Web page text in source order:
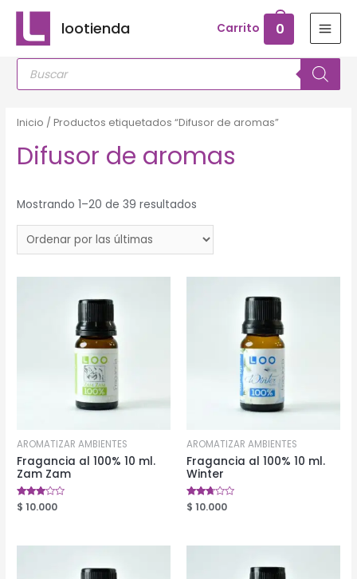
contenido
lootienda Carrito 0
Búsqueda
Inicio / Productos etiquetados “Difusor de aromas”
Difusor de aromas
Mostrando 1–20 de 39 resultados
AROMATIZAR AMBIENTES
Fragancia al 100% 10 ml.
Zam Zam
Valorado
en
$ 10.000
AROMATIZAR AMBIENTES
Fragancia al 100% 10 ml.
Winter
Valorado
en
$ 10.000